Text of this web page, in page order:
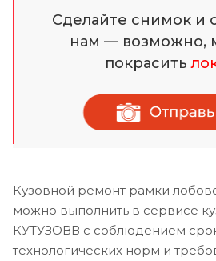
Сделайте снимок и
нам — возможно,
покрасить
Кузовной ремонт рамки
можно выполнить в сервисе
КУТУЗОВВ с соблюдением
технологических норм и